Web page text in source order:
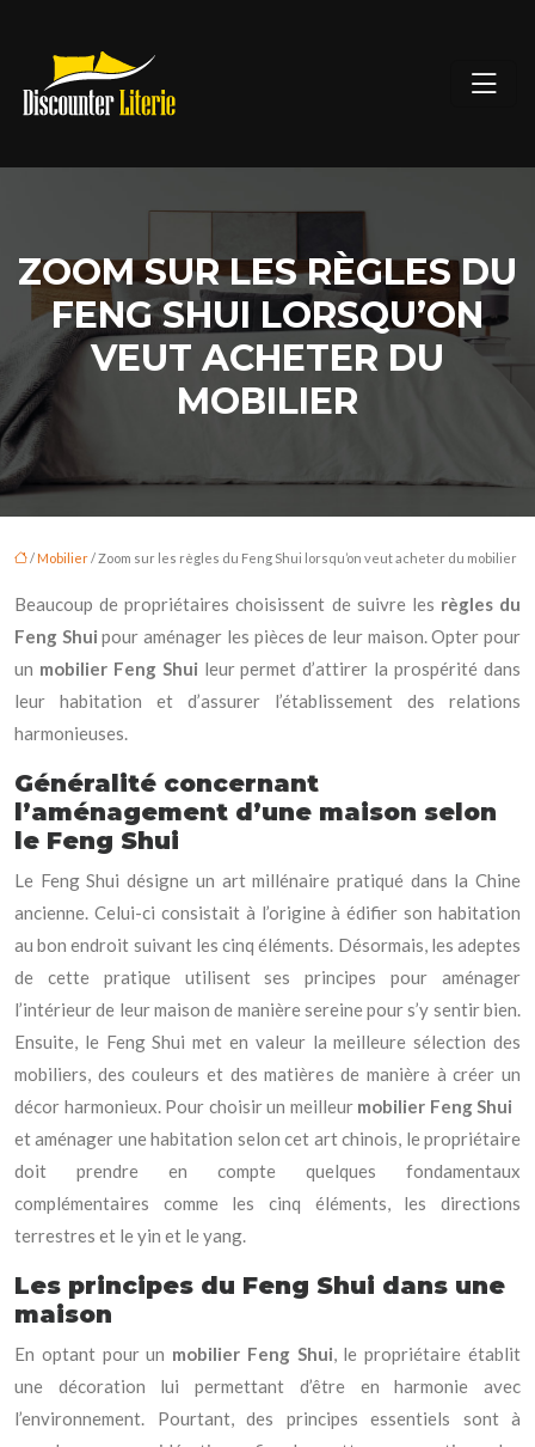
ZOOM SUR LES RÈGLES DU
FENG SHUI LORSQU’ON
VEUT ACHETER DU
MOBILIER
/ Mobilier/ Zoom sur les règles du Feng Shui lorsqu’on veut acheter du mobilier
Beaucoup de propriétaires choisissent de suivre les règles du
Feng Shui pour aménager les pièces de leur maison. Opter pour
un mobilier Feng Shui leur permet d’attirer la prospérité dans
leur habitation et d’assurer l’établissement des relations
harmonieuses.
Généralité concernant
l’aménagement d’une maison selon
le Feng Shui
Le Feng Shui désigne un art millénaire pratiqué dans la Chine
ancienne. Celui-ci consistait à l’origine à édifier son habitation
au bon endroit suivant les cinq éléments. Désormais, les adeptes
de cette pratique utilisent ses principes pour aménager
l’intérieur de leur maison de manière sereine pour s’y sentir bien.
Ensuite, le Feng Shui met en valeur la meilleure sélection des
mobiliers, des couleurs et des matières de manière à créer un
décor harmonieux. Pour choisir un meilleur mobilier Feng Shui
et aménager une habitation selon cet art chinois, le propriétaire
doit prendre en compte quelques fondamentaux
complémentaires comme les cinq éléments, les directions
terrestres et le yin et le yang.
Les principes du Feng Shui dans une
maison
En optant pour un mobilier Feng Shui, le propriétaire établit
une décoration lui permettant d’être en harmonie avec
l’environnement. Pourtant, des principes essentiels sont à